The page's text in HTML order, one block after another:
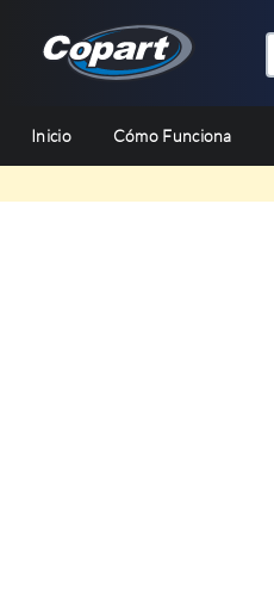
Inicio Cómo Funciona